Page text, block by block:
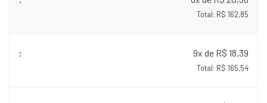
Total: R$ 162,85
9x de R$ 18,39
Total: R$ 165,54